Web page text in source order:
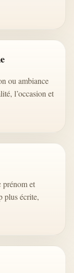
ou ambiance
l’occasion et
prénom et
plus écrite,